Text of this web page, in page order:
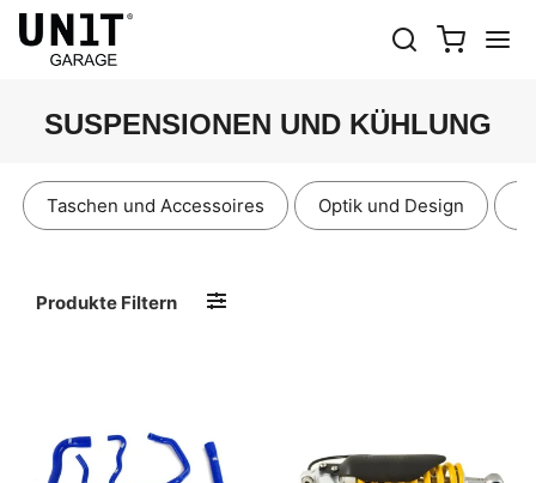
SUSPENSIONEN UND KÜHLUNG
Taschen und Accessoires Optik und Design
Produkte Filtern